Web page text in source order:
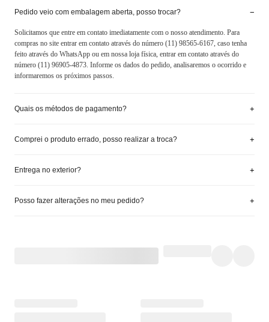
Pedido veio com embalagem aberta, posso trocar? −
Solicitamos que entre em contato imediatamente com o nosso atendimento. Para
compras no site entrar em contato através do número (11) 98565-6167, caso tenha
feito através do WhatsApp ou em nossa loja física, entrar em contato através do
número (11) 96905-4873. Informe os dados do pedido, analisaremos o ocorrido e
informaremos os próximos passos.
Quais os métodos de pagamento? +
Comprei o produto errado, posso realizar a troca? +
Entrega no exterior? +
Posso fazer alterações no meu pedido? +